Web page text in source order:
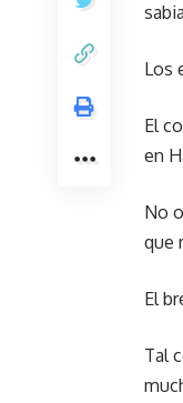
Los
El
en
No
que
El
Tal